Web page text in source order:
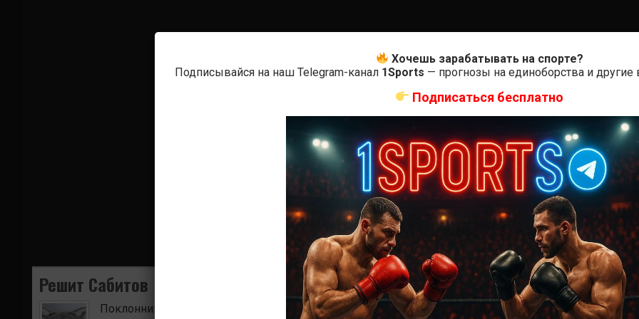
0
Оцените
Решит Сабитов
Поклонник боевых искусств. Ищу для вас самые лучшие и актуальные события и мира
Хочешь зарабатывать на спорте?
Подписывайся на наш Telegram-канал 1Sports — прогнозы на единоборства и
Подписаться бесплатно